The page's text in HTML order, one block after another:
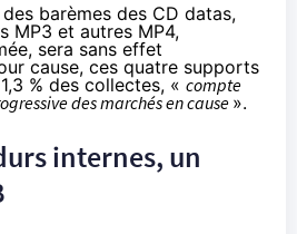
barèmes des CD datas,
MP3 et autres MP4,
sera sans effet
cause, ces quatre supports
% des collectes, « compte
des marchés en cause ».
internes, un